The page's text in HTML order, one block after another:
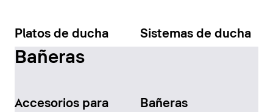
Platos de ducha Sistemas de ducha
Bañeras
Accesorios para
Bañeras